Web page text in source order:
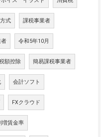
式 課税事業者
者 令和5年10月
額控除 簡易課税事業者
会計ソフト
FXクラウド
増賃金率